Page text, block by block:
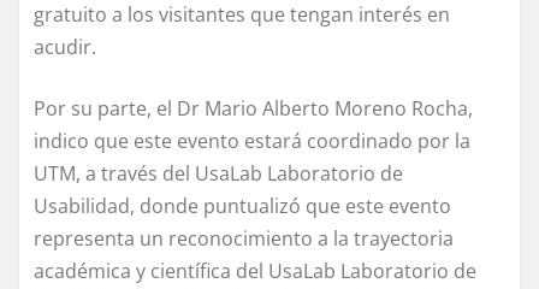
gratuito a los visitantes que tengan interés en
acudir.
Por su parte, el Dr Mario Alberto Moreno Rocha,
indico que este evento estará coordinado por la
UTM, a través del UsaLab Laboratorio de
Usabilidad, donde puntualizó que este evento
representa un reconocimiento a la trayectoria
académica y científica del UsaLab Laboratorio de